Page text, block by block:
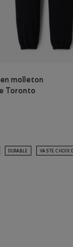
molleton
Toronto
DURABLE VASTE CHOIX